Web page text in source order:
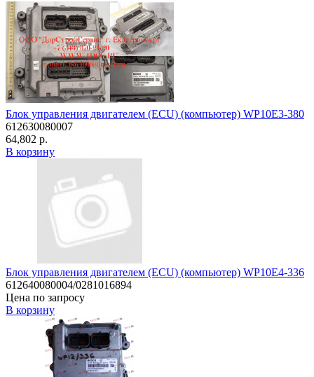
Блок управления двигателем (ECU) (компьютер) WP10E3-380
612630080007
64,802 р.
В корзину
Блок управления двигателем (ECU) (компьютер) WP10E4-336
612640080004/0281016894
Цена по запросу
В корзину